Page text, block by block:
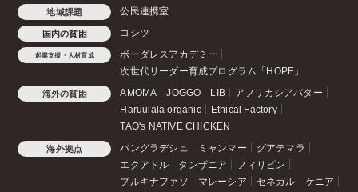
地域課題 公民連携室
国内の貧困 コシツ
起業支援・人材育成
ボーダレスアカデミー
次世代リーダー育成プログラム「HOPE」
海外の貧困 AMOMA JOGGO LIB
アフリカシアバター
Haruulala organic
Ethical Factory
TAO's NATIVE CHICKEN
海外拠点 バングラデシュ ミャンマー
グアテマラ
エクアドル
タンザニア
フィリピン
ブルキナファソ
マレーシア セネガル ケニア